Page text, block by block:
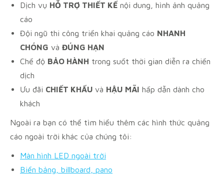
Dịch vụ HỖ TRỢ THIẾT KẾ nội dung, hình ảnh quảng
cáo
Đội ngũ thi công triển khai quảng cáo NHANH
CHÓNG và ĐÚNG HẠN
Chế độ BẢO HÀNH trong suốt thời gian diễn ra chiến
dịch
Ưu đãi CHIẾT KHẤU và HẬU MÃI hấp dẫn dành cho
khách
Ngoài ra bạn có thể tìm hiểu thêm các hình thức quảng
cáo ngoài trời khác của chúng tôi:
Màn hình LED ngoài trời
Biển bảng, billboard, pano